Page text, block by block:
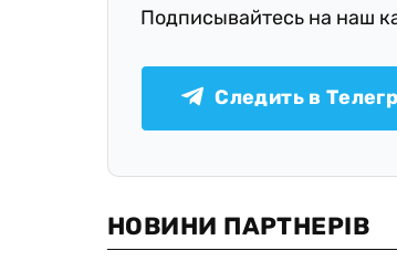
Подписывайтесь на наш
Следить в